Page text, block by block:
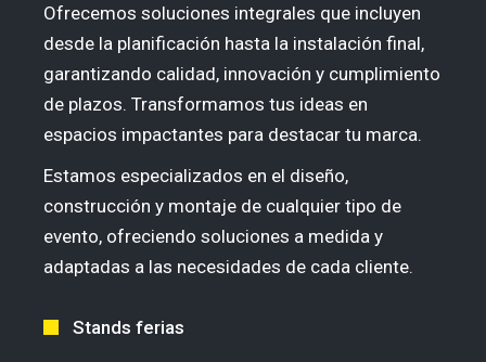
Ofrecemos soluciones integrales que incluyen
desde la planificación hasta la instalación final,
garantizando calidad, innovación y cumplimiento
de plazos. Transformamos tus ideas en
espacios impactantes para destacar tu marca.
Estamos especializados en el diseño,
construcción y montaje de cualquier tipo de
evento, ofreciendo soluciones a medida y
adaptadas a las necesidades de cada cliente.
Stands ferias